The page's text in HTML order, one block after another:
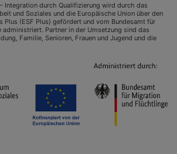
Integration durch Qualifizierung wird durch das
und Soziales und die Europäische Union über den
Plus (ESF Plus) gefördert und vom Bundesamt für
Partner in der Umsetzung sind das
Familie, Senioren, Frauen und Jugend und die